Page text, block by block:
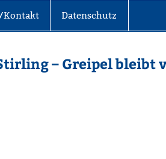
Kontakt Datenschutz
– Greipel bleibt